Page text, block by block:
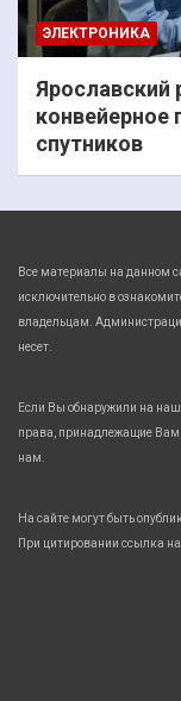
ЭЛЕКТРОНИКА
Ярославский
конвейерное
спутников
Все материалы на данном
исключительно в
владельцам.
несет.
Если Вы обнаружили на
права, принадлежащие
нам.
На сайте могут быть
При цитировании ссылка на